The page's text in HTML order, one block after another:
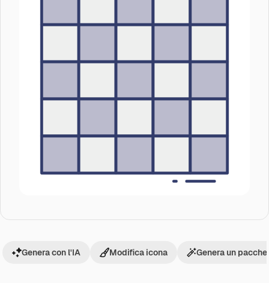
Genera con l'IA Modifica icona Genera un